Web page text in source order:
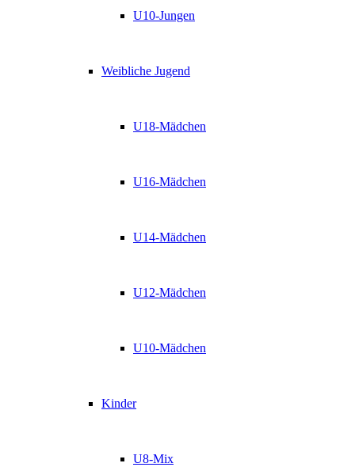
U10-Jungen
Weibliche Jugend
U18-Mädchen
U16-Mädchen
U14-Mädchen
U12-Mädchen
U10-Mädchen
Kinder
U8-Mix